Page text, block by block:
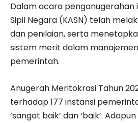
Dalam acara penganugerahan
Sipil Negara (KASN) telah
dan penilaian, serta
sistem merit dalam manajemen
pemerintah.
Anugerah Meritokrasi Tahun
terhadap 177 instansi
‘sangat baik’ dan ‘baik’.